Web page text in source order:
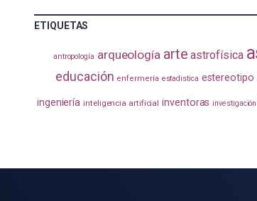
ETIQUETAS
antropología arqueología arte astrofísica
educación enfermería estadistica estereotipo
ingeniería inteligencia artificial inventoras investigación